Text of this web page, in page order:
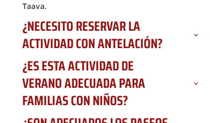
Taava.
¿NECESITO RESERVAR LA
ACTIVIDAD CON ANTELACIÓN?
¿ES ESTA ACTIVIDAD DE
VERANO ADECUADA PARA
FAMILIAS CON NIÑOS?